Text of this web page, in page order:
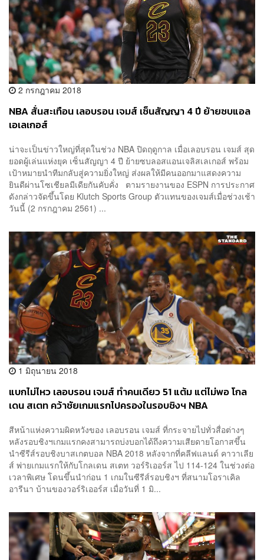
2 กรกฎาคม 2018
NBA สั่นสะเทือน เลอบรอน เจมส์ เซ็นสัญญา 4 ปี ย้ายซบแอล
เอเลเกอส์
น่าจะเป็นข่าวใหญ่ที่สุดในช่วง NBA ปิดฤดูกาล เมื่อเลอบรอน เจมส์ สุด
ยอดผู้เล่นแห่งยุค เซ็นสัญญา 4 ปี ย้ายซบลอสแอนเจลิสเลเกอส์ พร้อม
เป้าหมายนำทีมกลับสู่ความยิ่งใหญ่ ส่งผลให้มีคนออกมาแสดงความ
ยินดีผ่านโซเชียลมีเดียกันคับคั่ง ตามรายงานของ ESPN การประกาศ
ดังกล่าวจัดขึ้นโดย Klutch Sports Group ตัวแทนของเจมส์เมื่อช่วงเช้า
วันนี้ (2 กรกฎาคม 2561) ...
1 มิถุนายน 2018
แบกไม่ไหว เลอบรอน เจมส์ ทำคนเดียว 51 แต้ม แต่ไม่พอ โกล
เดน สเตท คว้าชัยเกมแรกไปครองในรอบชิงฯ NBA
สีหน้าแห่งความผิดหวังของ เลอบรอน เจมส์ ที่กระจายไปทั่วสื่อต่างๆ
หลังรอบชิงฯเกมแรกคงสามารถบ่งบอกได้ถึงความเสียดายโอกาสขึ้น
นำซีรีส์รอบชิงบาสเกตบอล NBA 2018 หลังจากที่คลีฟแลนด์ คาวาเลีย
ส์ พ่ายเกมแรกให้กับโกลเดน สเตท วอร์ริเออร์ส ไป 114-124 ในช่วงต่อ
เวลาพิเศษ โดนขึ้นนำก่อน 1 เกมในซีรีส์รอบชิงฯ ที่สนามโอราเคิล
อารีนา บ้านของวอร์ริเออร์ส เมื่อวันที่ 1 มิ...